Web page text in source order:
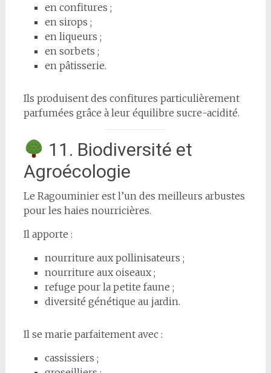
en confitures ;
en sirops ;
en liqueurs ;
en sorbets ;
en pâtisserie.
Ils produisent des confitures particulièrement
parfumées grâce à leur équilibre sucre-acidité.
11. Biodiversité et
Agroécologie
Le Ragouminier est l’un des meilleurs arbustes
pour les haies nourricières.
Il apporte :
nourriture aux pollinisateurs ;
nourriture aux oiseaux ;
refuge pour la petite faune ;
diversité génétique au jardin.
Il se marie parfaitement avec :
cassissiers ;